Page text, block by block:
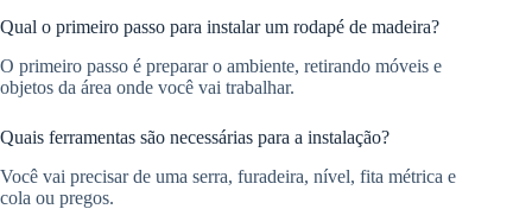
Qual o primeiro passo para instalar um rodapé de madeira?
O primeiro passo é preparar o ambiente, retirando móveis e
objetos da área onde você vai trabalhar.
Quais ferramentas são necessárias para a instalação?
Você vai precisar de uma serra, furadeira, nível, fita métrica e
cola ou pregos.